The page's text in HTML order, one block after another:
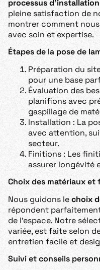
processus d’installation
pleine satisfaction de
montrer comment
avec soin et expertise.
Étapes de la pose de
Préparation du
pour une base
Évaluation des
planifions avec
gaspillage de
Installation : La
avec attention,
secteur.
Finitions : Les
assurer longévité
Choix des matériaux et
Nous guidons lechoix
répondent
de l’espace. Notre
variée, est faite selon
entretien facile et
Suivi et conseils